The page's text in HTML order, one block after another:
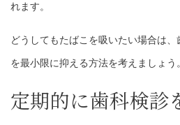
れます。
どうしてもたばこを吸いたい場合は
を最小限に抑える方法を考えましょう。
定期的に歯科検診